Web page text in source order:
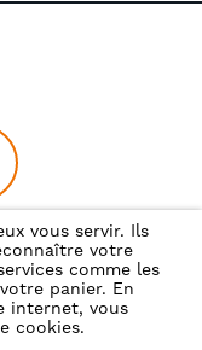
vous servir. Ils
votre
comme les
panier. En
internet, vous
cookies.